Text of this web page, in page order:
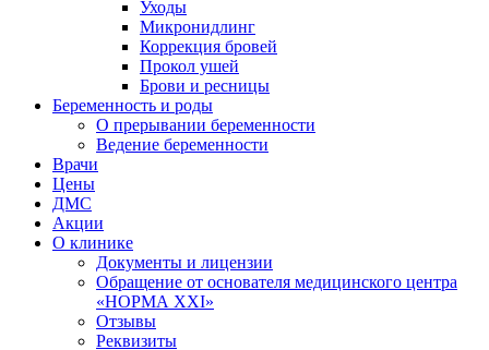
Уходы
Микронидлинг
Коррекция бровей
Прокол ушей
Брови и ресницы
Беременность и роды
О прерывании беременности
Ведение беременности
Врачи
Цены
ДМС
Акции
О клинике
Документы и лицензии
Обращение от основателя медицинского центра
«НОРМА ХХI»
Отзывы
Реквизиты